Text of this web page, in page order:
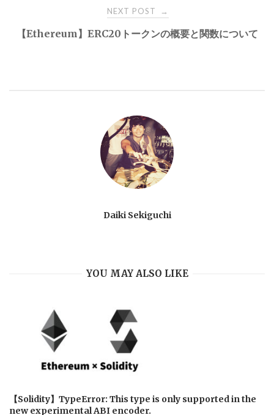
NEXT POST →
【Ethereum】ERC20トークンの概要と関数について
Daiki Sekiguchi
YOU MAY ALSO LIKE
【Solidity】TypeError: This type is only supported in the
new experimental ABI encoder.